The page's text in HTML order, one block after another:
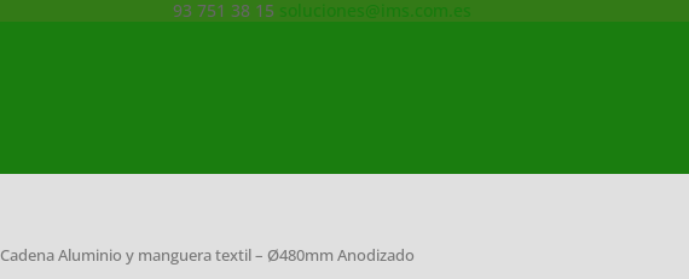
93 751 38 15 soluciones@ims.com.es
Aluminio y manguera textil – Ø480mm Anodizado